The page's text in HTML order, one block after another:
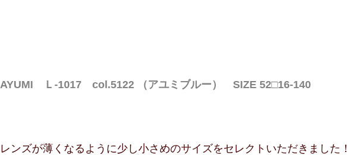
AYUMI　Ｌ-1017　col.5122 （アユミブルー）　SIZE 52□16-140
レンズが薄くなるように少し小さめのサイズをセレクトいただきました！